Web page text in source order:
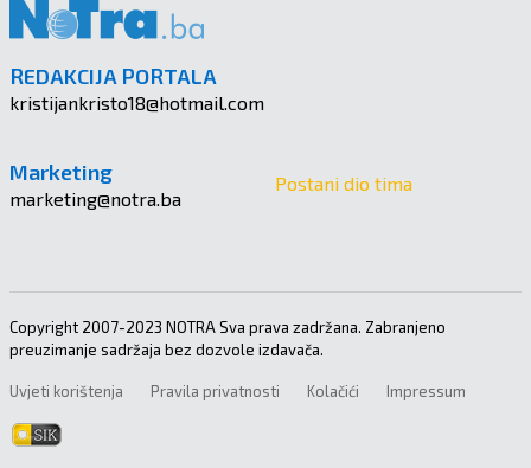
REDAKCIJA PORTALA
kristijankristo18@hotmail.com
Marketing
marketing@notra.ba
Postani dio tima
Copyright 2007-2023 NOTRA Sva prava zadržana. Zabranjeno
preuzimanje sadržaja bez dozvole izdavača.
Uvjeti korištenja Pravila privatnosti Kolačići Impressum